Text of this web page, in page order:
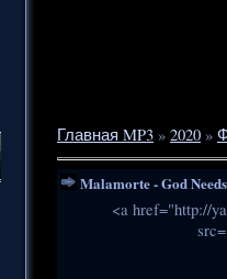
Главная MP3 » 2020 »
Malamorte - God
<a href="http://